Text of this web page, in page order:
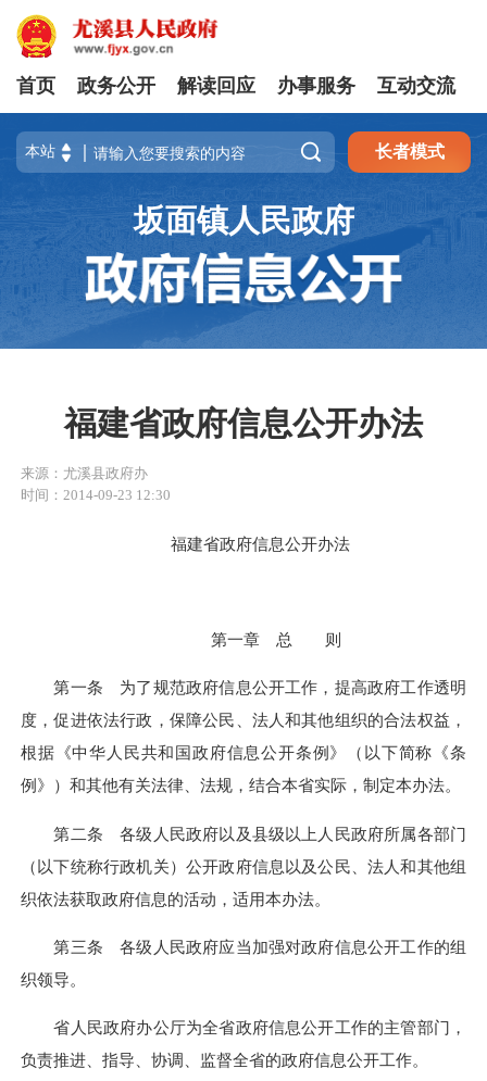
首页 政务公开 解读回应 办事服务 互动交流
 长者模式
坂面镇人民政府
福建省政府信息公开办法
来源：尤溪县政府办
时间：2014-09-23 12:30
福建省政府信息公开办法
第一章 总 则
第一条 为了规范政府信息公开工作，提高政府工作透明
度，促进依法行政，保障公民、法人和其他组织的合法权益，
根据《中华人民共和国政府信息公开条例》（以下简称《条
例》）和其他有关法律、法规，结合本省实际，制定本办法。
第二条 各级人民政府以及县级以上人民政府所属各部门
（以下统称行政机关）公开政府信息以及公民、法人和其他组
织依法获取政府信息的活动，适用本办法。
第三条 各级人民政府应当加强对政府信息公开工作的组
织领导。
省人民政府办公厅为全省政府信息公开工作的主管部门，
负责推进、指导、协调、监督全省的政府信息公开工作。